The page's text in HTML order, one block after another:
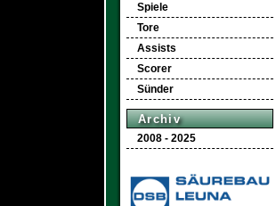
Spiele
Tore
Assists
Scorer
Sünder
Archiv
2008 - 2025